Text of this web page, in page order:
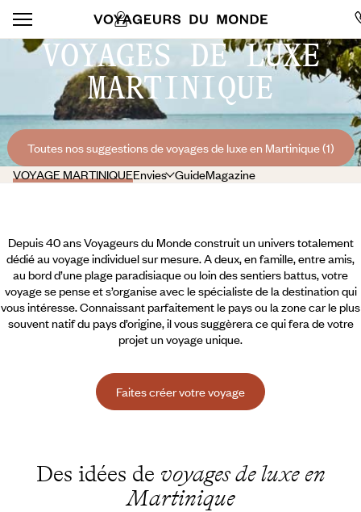
VOYAGES DE LUXE
MARTINIQUE
Toutes nos suggestions de voyages de luxe en Martinique (1)
VOYAGE MARTINIQUEEnvies GuideMagazine
Depuis 40 ans Voyageurs du Monde construit un univers totalement
dédié au voyage individuel sur mesure. A deux, en famille, entre amis,
au bord d’une plage paradisiaque ou loin des sentiers battus, votre
voyage se pense et s’organise avec le spécialiste de la destination qui
vous intéresse. Connaissant parfaitement le pays ou la zone car le plus
souvent natif du pays d’origine, il vous suggèrera ce qui fera de votre
projet un voyage unique.
Faites créer votre voyage
Des idées de voyages de luxe en
Martinique